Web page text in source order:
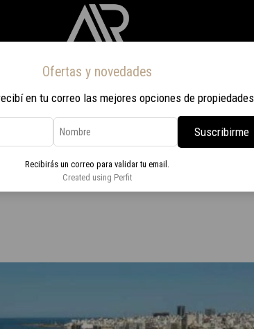
Ofertas y novedades
en tu correo las mejores opciones de propiedades
Suscribirme
Recibirás un correo para validar tu email.
Created using Perfit
Nosotros Contacto Viaje a Rio 2026
en Pocitos Nuevo